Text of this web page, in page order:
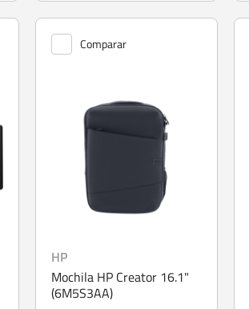
Comparar
HP
Mochila HP Creator 16.1"
(6M5S3AA)